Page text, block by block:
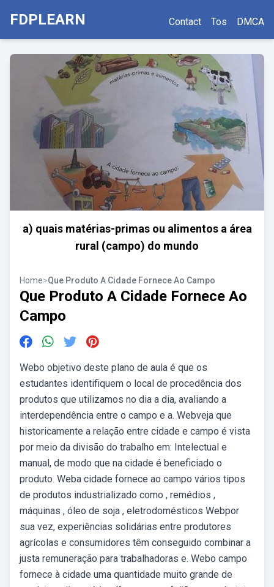
FDPLEARN Contact Tos DMCA
a) quais matérias-primas ou alimentos a área
rural (campo) do mundo
Home>Que Produto A Cidade Fornece Ao Campo
Que Produto A Cidade Fornece Ao
Campo
Webo objetivo deste plano de aula é que os
estudantes identifiquem o local de procedência dos
produtos que utilizamos no dia a dia, avaliando a
interdependência entre o campo e a. Webveja que
historicamente a relação entre cidade e campo é vista
por meio da divisão do trabalho em: Intelectual e
manual, de modo que na cidade é beneficiado o
produto. Weba cidade fornece ao campo vários tipos
de produtos industrializado como , remédios ,
máquinas , óleo de soja , eletrodomésticos Webpor
sua vez, experiências solidárias entre produtores
agrícolas e consumidores têm conseguido combinar a
justa remuneração para trabalhadoras e. Webo campo
fornece à cidade uma quantidade muito grande de